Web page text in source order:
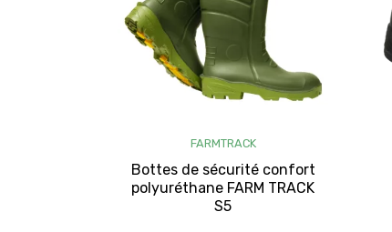
FARMTRACK
Bottes de sécurité confort
polyuréthane FARM TRACK
S5